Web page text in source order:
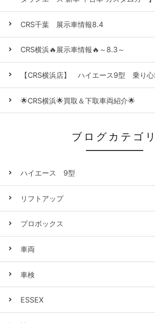
CRS千葉 展示車情報8.4
CRS横浜🔥展示車情報🔥～8.3～
【CRS横浜店】 ハイエース9型 乗り心
🌟CRS横浜🌟買取＆下取車両紹介🌟
ブログカテゴリ
ハイエース 9型
リフトアップ
プロボックス
車両
車検
ESSEX